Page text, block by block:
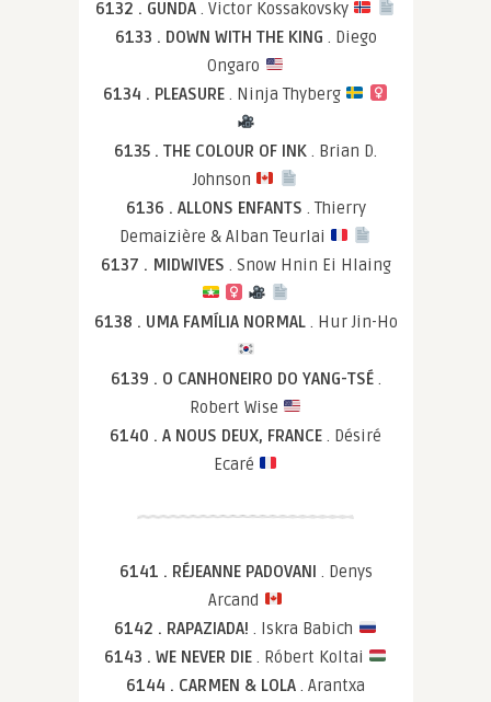
6132 . GUNDA. Victor Kossakovsky
6133 . DOWN WITH THE KING . Diego
Ongaro
6134 . PLEASURE. Ninja Thyberg
6135 . THE COLOUR OF INK . Brian D.
Johnson
6136 . ALLONS ENFANTS . Thierry
Demaizière & Alban Teurlai
6137 . MIDWIVES . Snow Hnin Ei Hlaing
6138 . UMA FAMÍLIA NORMAL . Hur Jin-Ho
6139 . O CANHONEIRO DO YANG-TSÉ .
Robert Wise
6140 . A NOUS DEUX, FRANCE . Désiré
Ecaré
6141 . RÉJEANNE PADOVANI . Denys
Arcand
6142 . RAPAZIADA!. Iskra Babich
6143 . WE NEVER DIE . Róbert Koltai
6144 . CARMEN & LOLA . Arantxa